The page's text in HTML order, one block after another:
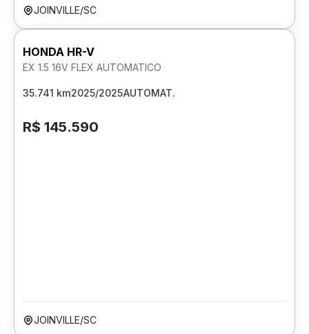
JOINVILLE/SC
HONDA HR-V
EX 1.5 16V FLEX AUTOMATICO
35.741 km2025/2025AUTOMAT.
R$ 145.590
JOINVILLE/SC